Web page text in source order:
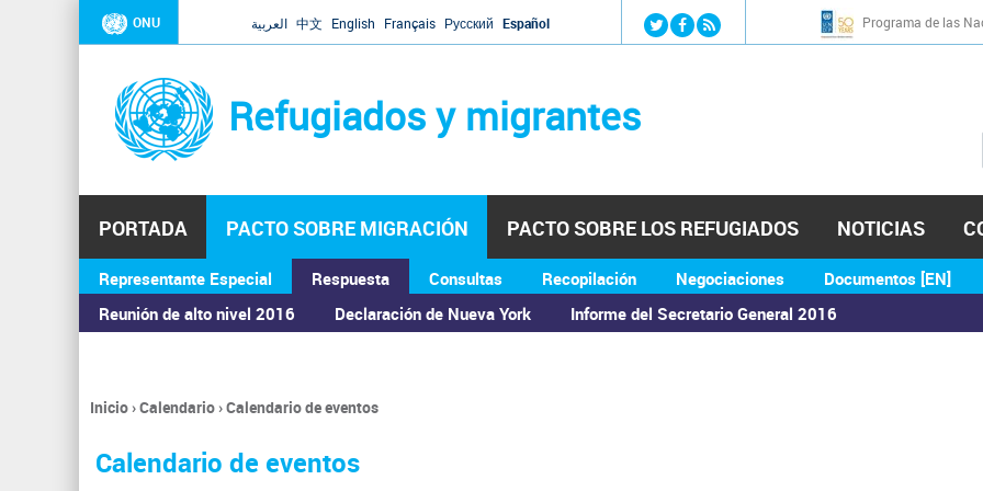
Jump to navigation
ONU العربية 中文 English Français Русский Español Programa de las
Refugiados y migrantes
PORTADA PACTO SOBRE MIGRACIÓN
Representante Especial
Respuesta
Reunión de alto nivel 2016
Declaración de Nueva York Informe del Secretario General 2016
Consultas Recopilación Negociaciones Documentos [EN]
PACTO SOBRE LOS REFUGIADOS NOTICIAS
ASAMBLEA GENERAL
Se
encuentra
usted
Inicio›Calendario›Calendario de eventos
Calendario de eventos